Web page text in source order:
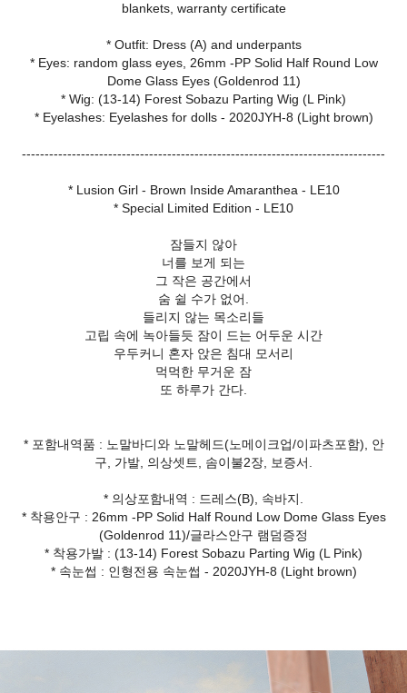
blankets, warranty certificate
* Outfit: Dress (A) and underpants
* Eyes: random glass eyes, 26mm -PP Solid Half Round Low
Dome Glass Eyes (Goldenrod 11)
* Wig: (13-14) Forest Sobazu Parting Wig (L Pink)
* Eyelashes: Eyelashes for dolls - 2020JYH-8 (Light brown)
--------------------------------------------------------------------------------
* Lusion Girl - Brown Inside Amaranthea - LE10
* Special Limited Edition - LE10
잠들지 않아
너를 보게 되는
그 작은 공간에서
숨 쉴 수가 없어.
들리지 않는 목소리들
고립 속에 녹아들듯 잠이 드는 어두운 시간
우두커니 혼자 앉은 침대 모서리
먹먹한 무거운 잠
또 하루가 간다.
* 포함내역품 : 노말바디와 노말헤드(노메이크업/이파츠포함), 안
구, 가발, 의상셋트, 솜이불2장, 보증서.
* 의상포함내역 : 드레스(B), 속바지.
* 착용안구 : 26mm -PP Solid Half Round Low Dome Glass Eyes
(Goldenrod 11)/글라스안구 램덤증정
* 착용가발 : (13-14) Forest Sobazu Parting Wig (L Pink)
* 속눈썹 : 인형전용 속눈썹 - 2020JYH-8 (Light brown)